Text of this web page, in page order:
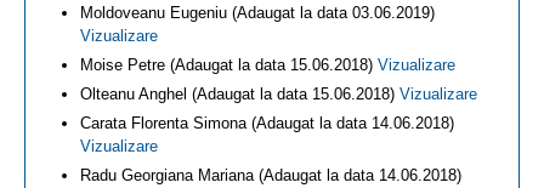
Moldoveanu Eugeniu (Adaugat la data 03.06.2019)
Vizualizare
Moise Petre (Adaugat la data 15.06.2018) Vizualizare
Olteanu Anghel (Adaugat la data 15.06.2018) Vizualizare
Carata Florenta Simona (Adaugat la data 14.06.2018)
Vizualizare
Radu Georgiana Mariana (Adaugat la data 14.06.2018)